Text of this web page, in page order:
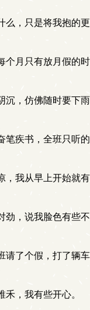
，只是将我抱的更
月只有放月假的
，仿佛随时要下雨
疾书，全班只听的
我从早上开始就有
，说我脸色有些不
了个假，打了辆车
，我有些开心。